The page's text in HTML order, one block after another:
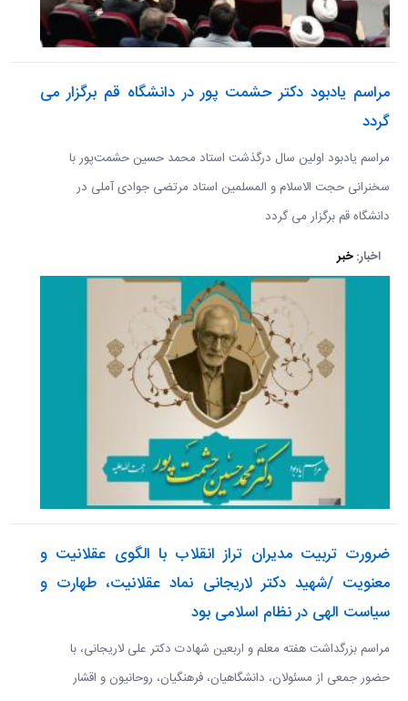
مراسم یادبود دکتر حشمت پور در دانشگاه قم برگزار می
گردد
مراسم یادبود اولین سال درگذشت استاد محمد حسین حشمت‌پور با
سخنرانی حجت الاسلام و المسلمین استاد مرتضی جوادی آملی در
دانشگاه قم برگزار می گردد
اخبار:خبر
ضرورت تربیت مدیران تراز انقلاب با الگوی عقلانیت و
معنویت /شهید دکتر لاریجانی نماد عقلانیت، طهارت و
سیاست الهی در نظام اسلامی بود
مراسم بزرگداشت هفته معلم و اربعین شهادت دکتر علی لاریجانی، با
حضور جمعی از مسئولان، دانشگاهیان، فرهنگیان، روحانیون و اقشار